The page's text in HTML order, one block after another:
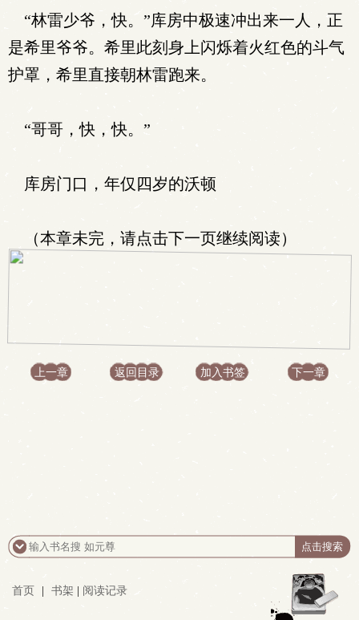
“林雷少爷，快。”库房中极速冲出来一人，正
是希里爷爷。希里此刻身上闪烁着火红色的斗气
护罩，希里直接朝林雷跑来。
“哥哥，快，快。”
库房门口，年仅四岁的沃顿
（本章未完，请点击下一页继续阅读）
上一章 返回目录 加入书签 下一章
首页 书架 阅读记录